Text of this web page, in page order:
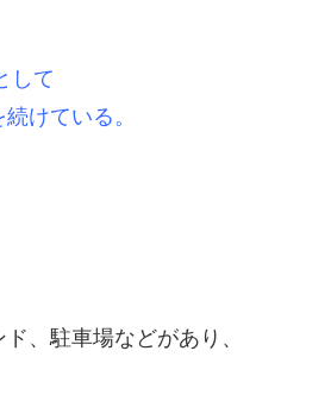
して
けている。
、駐車場などがあり、